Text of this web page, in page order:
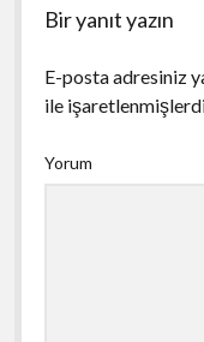
Bir yanıt yazın
E-posta adresiniz
ile
Yorum